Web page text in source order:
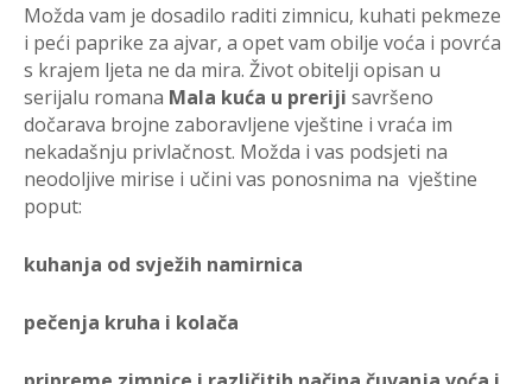
Možda vam je dosadilo raditi zimnicu, kuhati pekmeze
i peći paprike za ajvar, a opet vam obilje voća i povrća
s krajem ljeta ne da mira. Život obitelji opisan u
serijalu romana Mala kuća u preriji savršeno
dočarava brojne zaboravljene vještine i vraća im
nekadašnju privlačnost. Možda i vas podsjeti na
neodoljive mirise i učini vas ponosnima na vještine
poput:
kuhanja od svježih namirnica
pečenja kruha i kolača